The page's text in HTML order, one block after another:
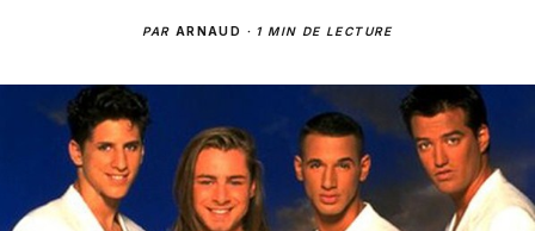
PAR ARNAUD · 1 MIN DE LECTURE